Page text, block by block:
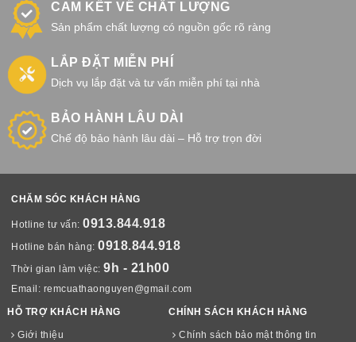
CAM KẾT VỀ CHẤT LƯỢNG
Sản phẩm chất lượng có nguồn gốc rõ ràng
LẮP ĐẶT MIỄN PHÍ
Dịch vụ lắp đặt và tư vấn miễn phí tại nhà
BẢO HÀNH LÂU DÀI
Chế độ bảo hành lâu dài – Hỗ trợ trọn đời
CHĂM SÓC KHÁCH HÀNG
Hotline tư vấn:0913.844.918
Hotline bán hàng:0918.844.918
Thời gian làm việc:9h - 21h00
Email: remcuathaonguyen@gmail.com
HỖ TRỢ KHÁCH HÀNG
Giới thiệu
CHÍNH SÁCH KHÁCH HÀNG
Chính sách bảo mật thông tin